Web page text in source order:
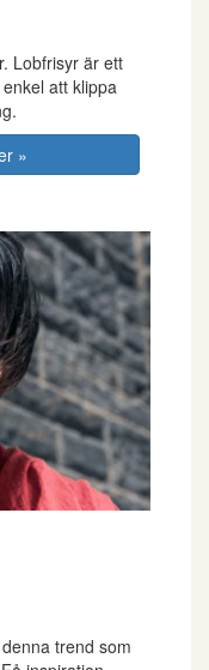
Lobfrisyr är ett
att klippa
»
trend som